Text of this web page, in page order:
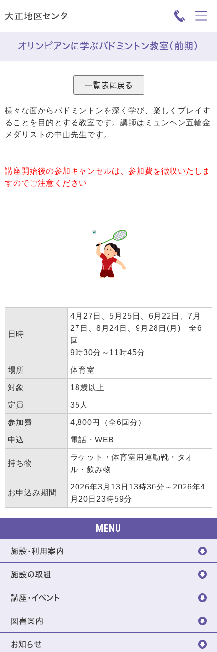
オリンピアンに学ぶバドミントン教室（前期）
様々な面からバドミントンを深く学び、楽しくプレイす
ることを目的とする教室です。講師はミュンヘン五輪金
メダリストの中山先生です。
講座開始後の参加キャンセルは、参加費を徴収いたしま
すのでご注意ください
日時
4月27日、5月25日、6月22日、7月
27日、8月24日、9月28日(月) 全6
回
9時30分～11時45分
場所 体育室
対象 18歳以上
定員 35人
参加費 4,800円（全6回分）
申込 電話・WEB
持ち物
ラケット・体育室用運動靴・タオ
ル・飲み物
お申込み期間
2026年3月13日13時30分～2026年4
月20日23時59分
MENU
施設・利用案内
施設の取組
講座・イベント
図書案内
お知らせ